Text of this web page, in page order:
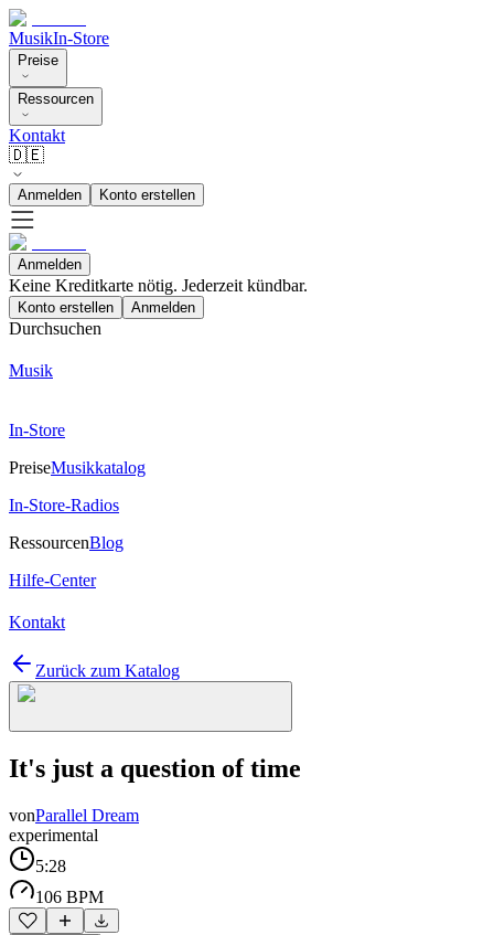
MusikIn-Store
Preise
Ressourcen
Kontakt
🇩🇪
Anmelden Konto erstellen
Anmelden
Keine Kreditkarte nötig. Jederzeit kündbar.
Konto erstellen Anmelden
Durchsuchen
Musik
In-Store
PreiseMusikkatalog
In-Store-Radios
RessourcenBlog
Hilfe-Center
Kontakt
Zurück zum Katalog
It's just a question of time
vonParallel Dream
experimental
5:28
106 BPM